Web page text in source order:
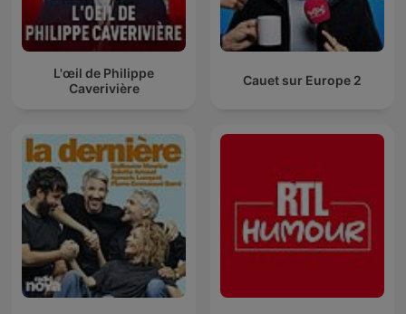
L'œil de Philippe
Caverivière
Cauet sur Europe 2